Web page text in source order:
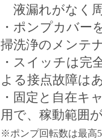
液漏れがなく
・ポンプカバー
掃洗浄のメンテ
・スイッチは完
よる接点故障は
・固定と自在キ
用で、稼動範囲
※ポンプ回転数は最高